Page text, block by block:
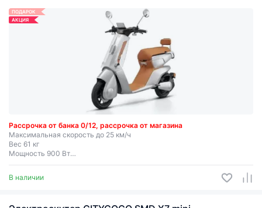
ПОДАРОК
АКЦИЯ
Рассрочка от банка 0/12, рассрочка от магазина
Максимальная скорость до 25 км/ч
Вес 61 кг
Мощность 900 Вт
Запас хода до 75 км
В наличии